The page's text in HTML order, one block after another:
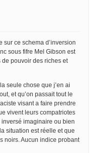
sur ce schema d’inversion
sous fifre Mel Gibson est
pouvoir des riches et
seule chose que j’en ai
et qu’on passait tout le
visant a faire prendre
vivent leurs compatriotes
imaginaire ou bien
situation est réelle et que
noirs. Aucun indice probant